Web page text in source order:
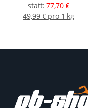
statt: 77,70 €
49,99 € pro 1 kg